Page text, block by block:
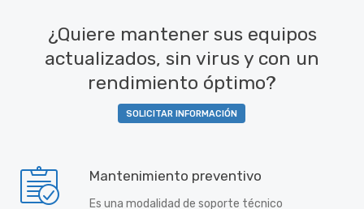
¿Quiere mantener sus equipos
actualizados, sin virus y con un
rendimiento óptimo?
SOLICITAR INFORMACIÓN
Mantenimiento preventivo
Es una modalidad de soporte técnico